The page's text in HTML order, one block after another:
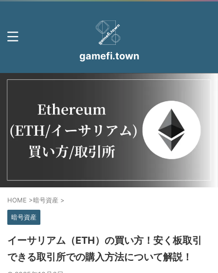
gamefi.town
HOME >暗号資産 >
暗号資産
イーサリアム（ETH）の買い方！安く板取引
できる取引所での購入方法について解説！